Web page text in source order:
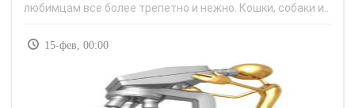
любимцам все более трепетно и нежно. Кошки, собаки и..
15-фев, 00:00